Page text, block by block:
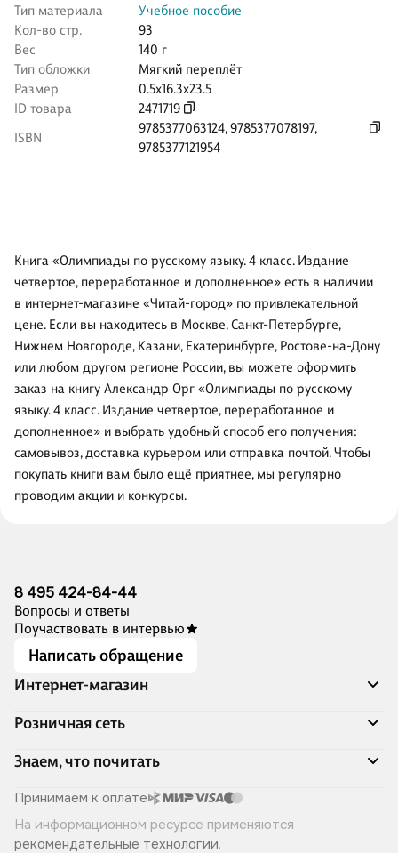
Тип материала
Учебное пособие
Кол-во стр.
93
Вес
140 г
Тип обложки
Мягкий переплёт
Размер
0.5x16.3x23.5
ID товара
2471719
ISBN
9785377063124,9785377078197,
9785377121954
Книга «Олимпиады по русскому языку. 4 класс. Издание
четвертое, переработанное и дополненное» есть в наличии
в интернет-магазине «Читай-город» по привлекательной
цене. Если вы находитесь в Москве, Санкт-Петербурге,
Нижнем Новгороде, Казани, Екатеринбурге, Ростове-на-Дону
или любом другом регионе России, вы можете оформить
заказ на книгу Александр Орг «Олимпиады по русскому
языку. 4 класс. Издание четвертое, переработанное и
дополненное» и выбрать удобный способ его получения:
самовывоз, доставка курьером или отправка почтой. Чтобы
покупать книги вам было ещё приятнее, мы регулярно
проводим акции и конкурсы.
8 495 424-84-44
Вопросы и ответы
Поучаствовать в интервью
Написать обращение
Интернет-магазин
Акции
Доставка и оплата
Программа лояльности
Подарочные сертификаты
Правила продажи
Политика конфиденциальности
Розничная сеть
Адреса магазинов
Книжный Дозор
О компании
Читай-город для бизнеса
Хотите у нас работать?
Знаем, что почитать
Скоро в продаже
Лучшие из лучших
Читай-журнал
Принимаем к оплате
На информационном ресурсе применяются
рекомендательные технологии.